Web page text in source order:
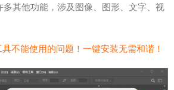
其他功能，涉及图像、图形、文字、视
不能使用的问题！一键安装无需和谐！